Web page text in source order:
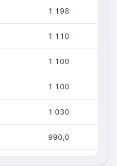
1 198
1 110
1 100
1 100
1 030
990,0